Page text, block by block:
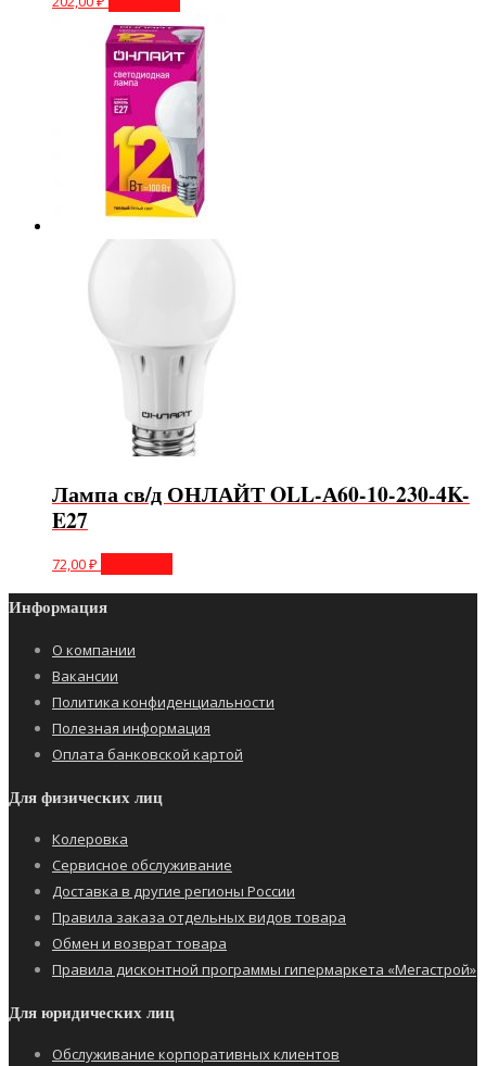
Лампа св/д ОНЛАЙТ OLL-А60-10-230-4K-
E27
72,00₽
Информация
О компании
Вакансии
Политика конфиденциальности
Полезная информация
Оплата банковской картой
Для физических лиц
Колеровка
Сервисное обслуживание
Доставка в другие регионы России
Правила заказа отдельных видов товара
Обмен и возврат товара
Правила дисконтной программы гипермаркета «Мегастрой»
Для юридических лиц
Обслуживание корпоративных клиентов